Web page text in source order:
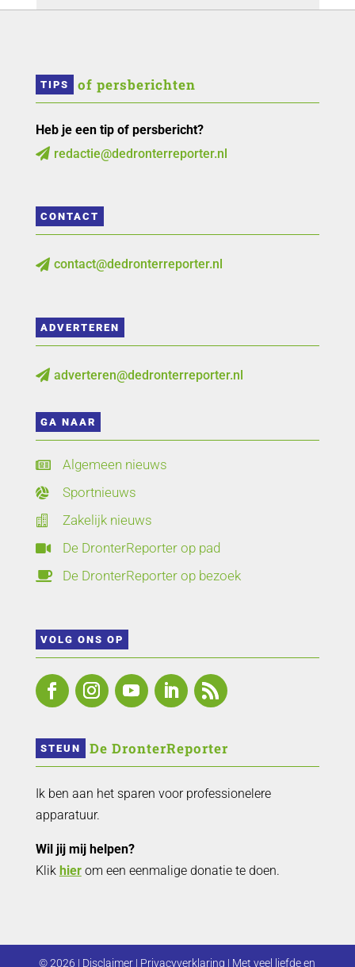
TIPS of persberichten
Heb je een tip of persbericht?
 redactie@dedronterreporter.nl
CONTACT
 contact@dedronterreporter.nl
ADVERTEREN
 adverteren@dedronterreporter.nl
GA NAAR
 Algemeen nieuws
 Sportnieuws
 Zakelijk nieuws
 De DronterReporter op pad
 De DronterReporter op bezoek
VOLG ONS OP
STEUN De DronterReporter
Ik ben aan het sparen voor professionelere
apparatuur.
Wil jij mij helpen?
Klik hierom een eenmalige donatie te doen.
© 2026 | Disclaimer | Privacyverklaring | Met veel liefde en